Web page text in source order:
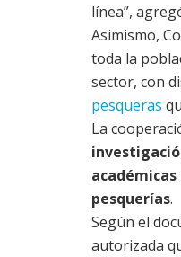
línea”,
Asimismo,
toda la
sector, con
pesqueras
La
pesquerías.
Según el
autorizada